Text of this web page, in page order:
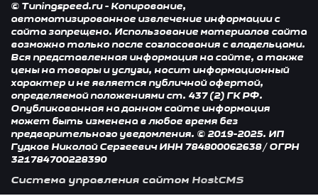
© Tuningspeed.ru - Копирование,
автоматизированное извлечение информации с
сайта запрещено. Использование материалов сайта
возможно только после согласования с владельцами.
Вся представленная информация на сайте, а также
цены на товары и услуги, носит информационный
характер и не является публичной офертой,
определяемой положениями ст. 437 (2) ГК РФ.
Опубликованная на данном сайте информация
может быть изменена в любое время без
предварительного уведомления. © 2019-2025. ИП
Гудков Николай Сергеевич ИНН 784800062638 / ОГРН
321784700228390
Система управления сайтом HostCMS